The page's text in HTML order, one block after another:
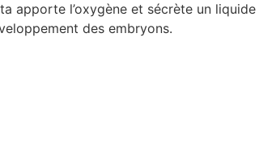
apporte l’oxygène et sécrète un liquide
des embryons.